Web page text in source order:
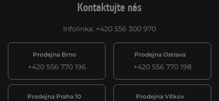
Kontaktujte nás
Infolinka: +420 556 300 970
Prodejna Brno
+420 556 770 196
Prodejna Ostrava
+420 556 770 198
Prodejna Praha 10 Prodejna Vítkov